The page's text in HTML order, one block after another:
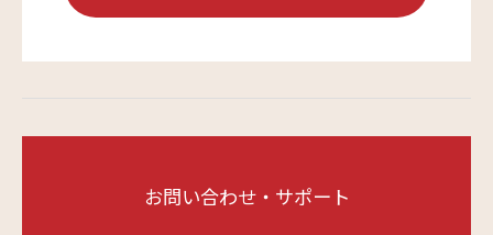
お問い合わせ・サポート